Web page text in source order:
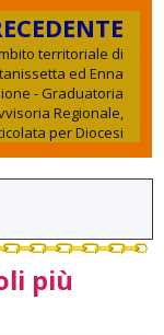
territoriale di
ed Enna
- Graduatoria
Regionale,
per Diocesi
più